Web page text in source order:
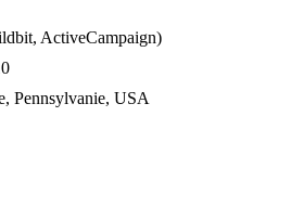
ActiveCampaign)
Pennsylvanie, USA